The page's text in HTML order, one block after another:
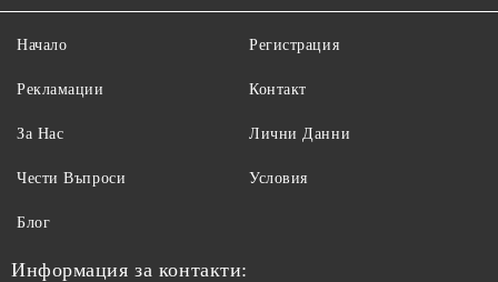
Начало
Рекламации
За Нас
Чести Въпроси
Регистрация
Контакт
Лични Данни
Условия
Блог
Информация за контакти: